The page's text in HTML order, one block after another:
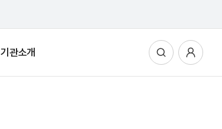
기관소개 사용자메뉴